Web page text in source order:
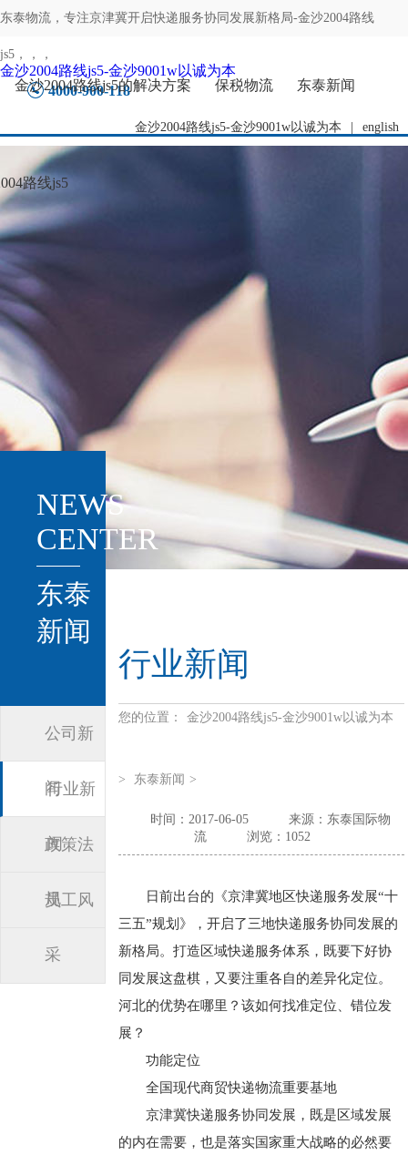
东泰物流，专注京津冀开启快递服务协同发展新格局-金沙2004路线
js5 ，，，
4000-900-118
金沙2004路线js5-金沙9001w以诚为本 english
金沙2004路线js5-金沙9001w以诚为本
金沙2004路线js5的解决方案
保税物流 东泰新闻
路线js5
NEWS
CENTER
东泰
新闻
公司新
闻
行业新
闻
政策法
规
员工风
采
行业新闻
您的位置： 金沙2004路线js5-金沙9001w以诚为本
> 东泰新闻 >
时间：2017-06-05
来源：东泰国际物
流
浏览：1052
日前出台的《京津冀地区快递服务发展“十
三五”规划》，开启了三地快递服务协同发展的
新格局。打造区域快递服务体系，既要下好协
同发展这盘棋，又要注重各自的差异化定位。
河北的优势在哪里？该如何找准定位、错位发
展？
功能定位
全国现代商贸快递物流重要基地
京津冀快递服务协同发展，既是区域发展
的内在需要，也是落实国家重大战略的必然要